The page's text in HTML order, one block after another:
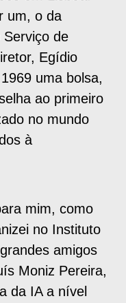
um, o da
Serviço de
Egídio
uma bolsa,
ao primeiro
no mundo
à
mim, como
no Instituto
amigos
Moniz Pereira,
da IA a nível